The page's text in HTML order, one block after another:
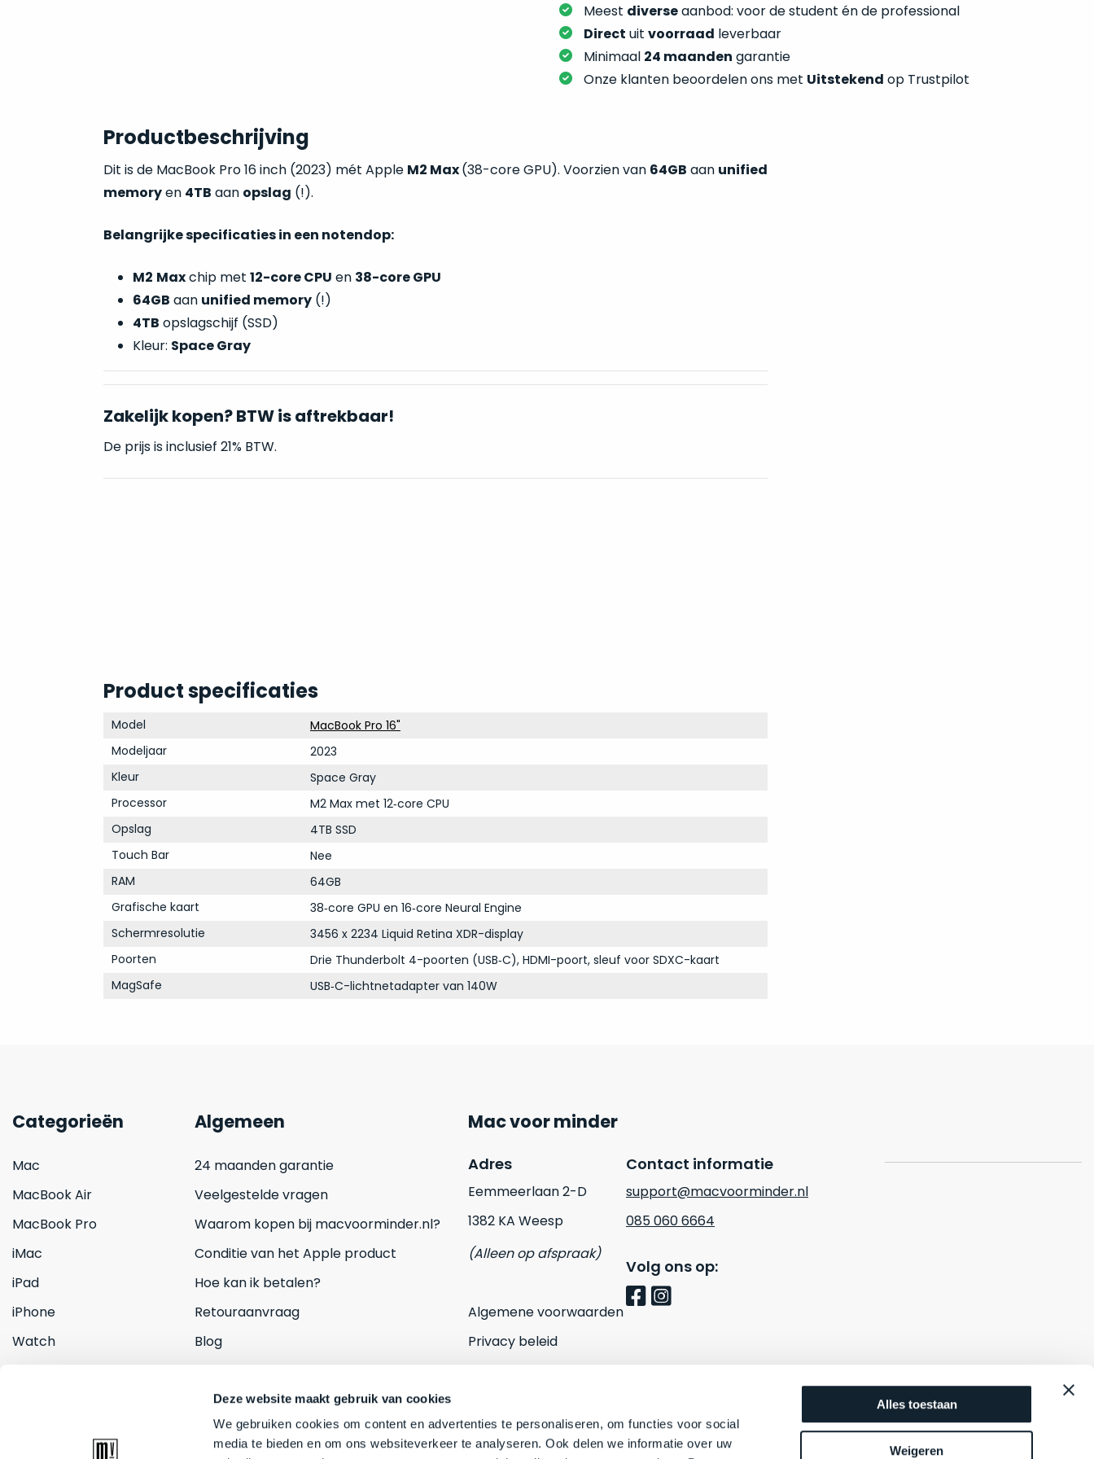
Deze website maakt gebruik van cookies
We gebruiken cookies om content en advertenties te personaliseren, om functies voor social
media te bieden en om ons websiteverkeer te analyseren. Ook delen we informatie over uw
Alles toestaan
Weigeren
Meest diverseaanbod: voor de student én de professional
Direct uit voorraad leverbaar
Minimaal 24 maanden garantie
Onze klanten beoordelen ons met Uitstekend op Trustpilot
Productbeschrijving
Dit is de MacBook Pro 16 inch (2023) mét Apple M2 Max(38-core GPU). Voorzien van 64GB aan unified
memoryen 4TB aan opslag (!).
Belangrijke specificaties in een notendop:
M2 Maxchip met 12-core CPU en 38-core GPU
64GB aan unified memory(!)
4TB opslagschijf (SSD)
Kleur: Space Gray
Zakelijk kopen? BTW is aftrekbaar!
De prijs is inclusief 21% BTW.
Product specificaties
Model
MacBook Pro 16"
Modeljaar
2023
Kleur
Space Gray
Processor
M2 Max met 12‑core CPU
Opslag
4TB SSD
Touch Bar
Nee
RAM
64GB
Grafische kaart
38‑core GPU en 16‑core Neural Engine
Schermresolutie
3456 x 2234 Liquid Retina XDR-display
Poorten
Drie Thunderbolt 4-poorten (USB‑C), HDMI-poort, sleuf voor SDXC-kaart
MagSafe
USB‑C-lichtnetadapter van 140W
Categorieën
Mac
MacBook Air
MacBook Pro
iMac
iPad
iPhone
Watch
Algemeen
24 maanden garantie
Veelgestelde vragen
Waarom kopen bij macvoorminder.nl?
Conditie van het Apple product
Hoe kan ik betalen?
Retouraanvraag
Blog
Mac voor minder
Adres
Eemmeerlaan 2-D
1382 KA Weesp
(Alleen op afspraak)
Algemene voorwaarden
Privacy beleid
Contact informatie
support@macvoorminder.nl
085 060 6664
Volg ons op: